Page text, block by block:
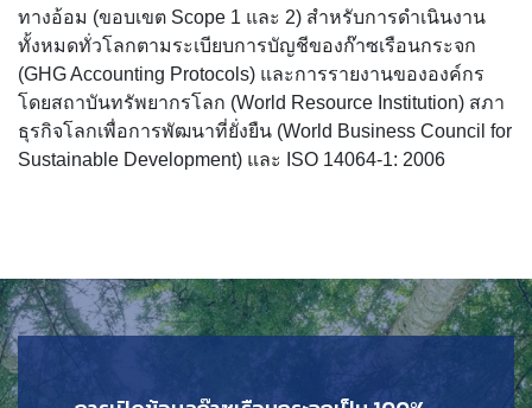
ทางอ้อม (ขอบเขต Scope 1 และ 2) สำหรับการดำเนินงาน
ทั้งหมดทั่วโลกตามระเบียบการบัญชีของก๊าซเรือนกระจก
(GHG Accounting Protocols) และการรายงานขององค์กร
โดยสถาบันทรัพยากรโลก (World Resource Institution) สภา
ธุรกิจโลกเพื่อการพัฒนาที่ยั่งยืน (World Business Council for
Sustainable Development) และ ISO 14064-1: 2006